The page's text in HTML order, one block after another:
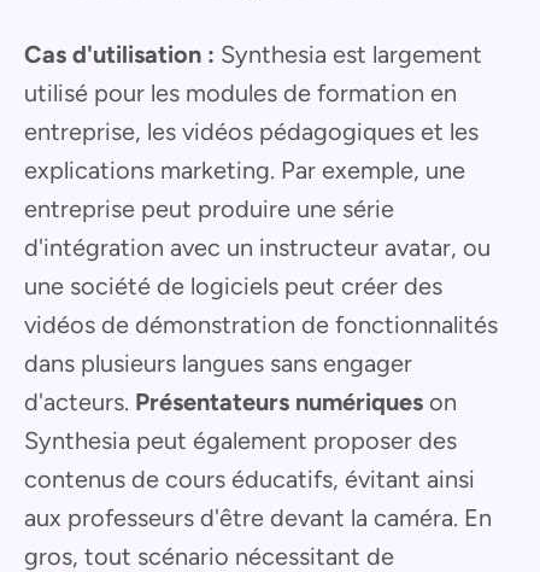
Cas d'utilisation : Synthesia est largement
utilisé pour les modules de formation en
entreprise, les vidéos pédagogiques et les
explications marketing. Par exemple, une
entreprise peut produire une série
d'intégration avec un instructeur avatar, ou
une société de logiciels peut créer des
vidéos de démonstration de fonctionnalités
dans plusieurs langues sans engager
d'acteurs. Présentateurs numériques on
Synthesia peut également proposer des
contenus de cours éducatifs, évitant ainsi
aux professeurs d'être devant la caméra. En
gros, tout scénario nécessitant de